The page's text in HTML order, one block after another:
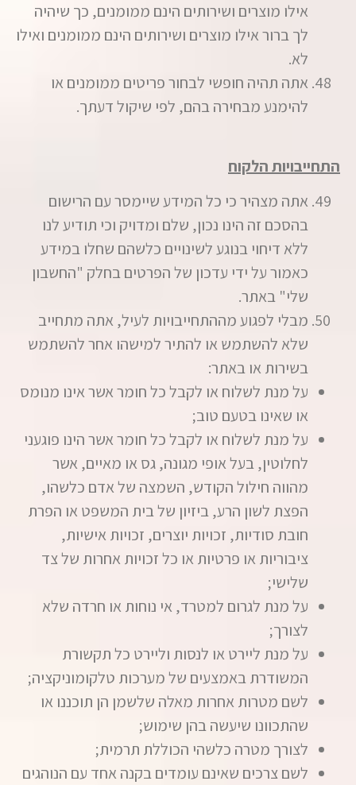
אילו מוצרים ושירותים הינם ממומנים, כך שיהיה
לך ברור אילו מוצרים ושירותים הינם ממומנים ואילו
לא.
אתה תהיה חופשי לבחור פריטים ממומנים או
להימנע מבחירה בהם, לפי שיקול דעתך.
התחייבויות הלקוח
אתה מצהיר כי כל המידע שיימסר עם הרישום
בהסכם זה הינו נכון, שלם ומדויק וכי תודיע לנו
ללא דיחוי בנוגע לשינויים כלשהם שחלו במידע
כאמור על ידי עדכון של הפרטים בחלק "החשבון
שלי" באתר.
מבלי לפגוע מההתחייבויות לעיל, אתה מתחייב
שלא להשתמש או להתיר למישהו אחר להשתמש
בשירות או באתר:
על מנת לשלוח או לקבל כל חומר אשר אינו מנומס
או שאינו בטעם טוב;
על מנת לשלוח או לקבל כל חומר אשר הינו פוגעני
לחלוטין, בעל אופי מגונה, גס או מאיים, אשר
מהווה חילול הקודש, השמצה של אדם כלשהו,
הפצת לשון הרע, ביזיון של בית המשפט או הפרת
חובת סודיות, זכויות יוצרים, זכויות אישיות,
ציבוריות או פרטיות או כל זכויות אחרות של צד
שלישי;
על מנת לגרום למטרד, אי נוחות או חרדה שלא
לצורך;
על מנת ליירט או לנסות וליירט כל תקשורת
המשודרת באמצעים של מערכות טלקומוניקציה;
לשם מטרות אחרות מאלה שלשמן הן תוכננו או
שהתכוונו שיעשה בהן שימוש;
לצורך מטרה כלשהי הכוללת תרמית;
לשם צרכים שאינם עומדים בקנה אחד עם הנוהגים